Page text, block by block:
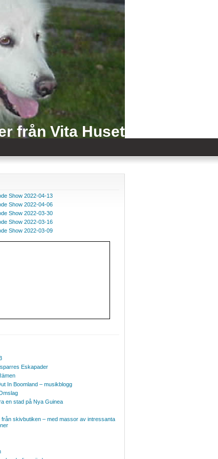
från Vita Huset
Show 2022-04-13
Show 2022-04-06
Show 2022-03-30
Show 2022-03-16
Show 2022-03-09
Eskapader
In Boomland – musikblogg
en stad på Nya Guinea
från skivbutiken – med massor av intressanta